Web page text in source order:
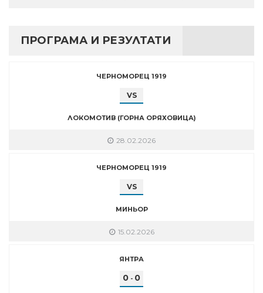
ПРОГРАМА И РЕЗУЛТАТИ
ЧЕРНОМОРЕЦ 1919
VS
ЛОКОМОТИВ (ГОРНА ОРЯХОВИЦА)
28.02.2026
ЧЕРНОМОРЕЦ 1919
VS
МИНЬОР
15.02.2026
ЯНТРА
0 - 0